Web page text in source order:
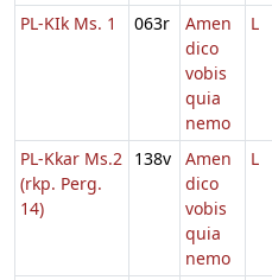
PL-KIk Ms. 1 063r
Amen
dico
vobis
quia
nemo
L
PL-Kkar Ms.2
(rkp. Perg.
14)
138v
Amen
dico
vobis
quia
nemo
L